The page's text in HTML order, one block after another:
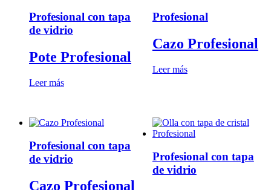
Profesional con tapa
de vidrio
Pote Profesional
Leer más
Profesional
Cazo Profesional
Leer más
Profesional con tapa
de vidrio
Cazo Profesional
Profesional con tapa
de vidrio